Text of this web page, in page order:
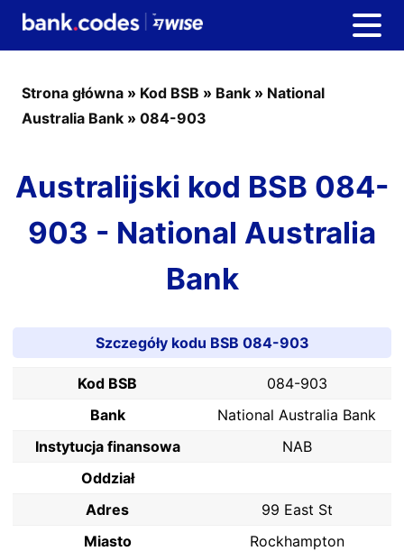
Strona główna » Kod BSB » Bank » National
Australia Bank » 084-903
Australijski kod BSB 084-
903 - National Australia
Bank
Szczegóły kodu BSB 084-903
Kod BSB
084-903
Bank
National Australia Bank
Instytucja finansowa
NAB
Oddział
Adres
99 East St
Miasto
Rockhampton